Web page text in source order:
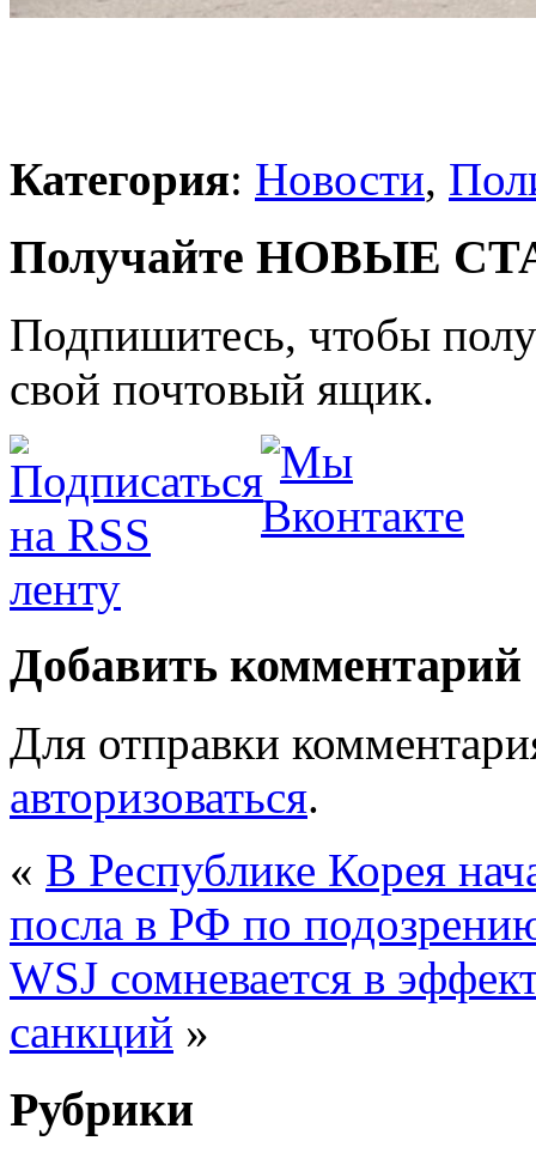
Категория: Новости,
Получайте НОВЫЕ
Подпишитесь, чтобы
свой почтовый ящик.
Добавить комментарий
Для отправки
авторизоваться.
« В Республике Корея
посла в РФ по
WSJ сомневается в
санкций »
Рубрики